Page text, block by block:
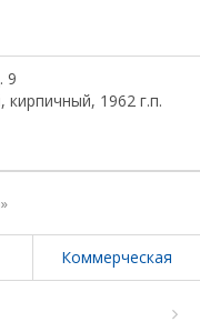
9
1962 г.п.
Коммерческая